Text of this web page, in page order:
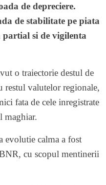
de depreciere.
de stabilitate pe piata
si de vigilenta
o traiectorie destul de
restul valutelor regionale,
fata de cele inregistrate
maghiar.
evolutie calma a fost
cu scopul mentinerii